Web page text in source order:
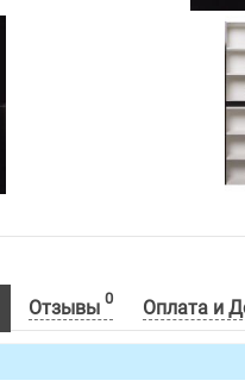
Отзывы 0 Оплата и